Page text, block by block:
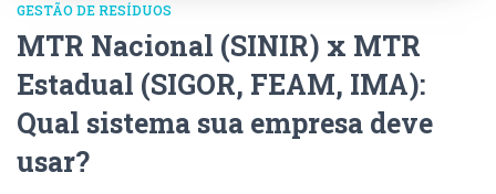
GESTÃO DE RESÍDUOS
MTR Nacional (SINIR) x MTR
Estadual (SIGOR, FEAM, IMA):
Qual sistema sua empresa deve
usar?